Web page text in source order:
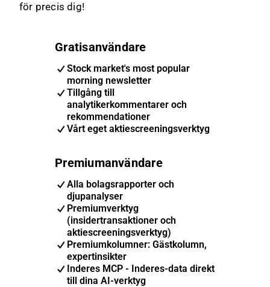
för precis dig!
Gratisanvändare
Stock market's most popular
morning newsletter
Tillgång till
analytikerkommentarer och
rekommendationer
Vårt eget aktiescreeningsverktyg
Premiumanvändare
Alla bolagsrapporter och
djupanalyser
Premiumverktyg
(insidertransaktioner och
aktiescreeningsverktyg)
Premiumkolumner: Gästkolumn,
expertinsikter
Inderes MCP - Inderes-data direkt
till dina AI-verktyg